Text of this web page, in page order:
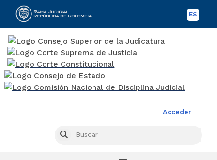
ES
Acceder
Buscar